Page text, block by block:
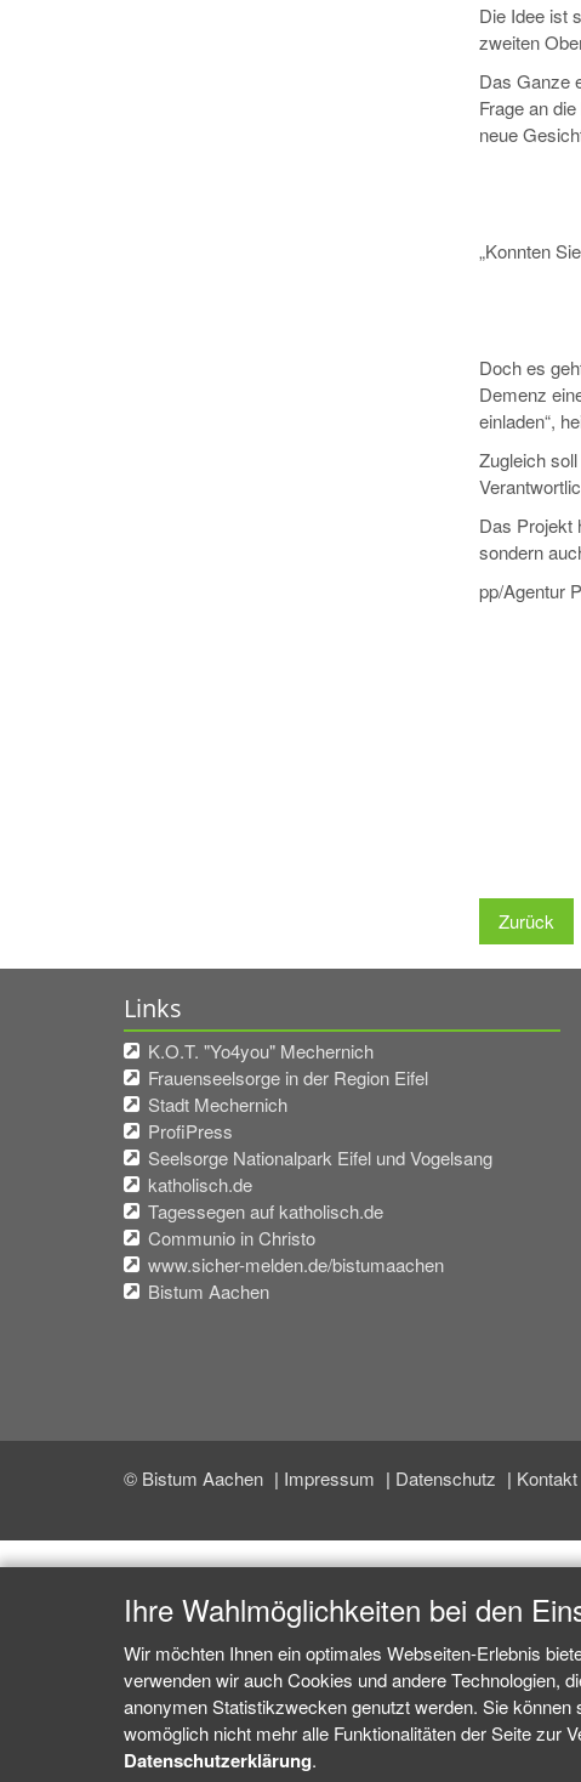
Die Idee ist
zweiten
Das Ganze
Frage an
neue
„Konnten
Doch es
Demenz
einladen“,
Zugleich
Das Projekt
sondern
pp/Agentur
Zurück
Links
K.O.T. "Yo4you" Mechernich
Frauenseelsorge in der Region Eifel
Stadt Mechernich
ProfiPress
Seelsorge Nationalpark Eifel und Vogelsang
katholisch.de
Tagessegen auf katholisch.de
Communio in Christo
www.sicher-melden.de/bistumaachen
Bistum Aachen
© Bistum Aachen Impressum Datenschutz Kontakt
Ihre Wahlmöglichkeiten bei den
Wir möchten Ihnen ein optimales Webseiten-Erlebnis
verwenden wir auch Cookies und andere Technologien,
anonymen Statistikzwecken genutzt werden. Sie
womöglich nicht mehr alle Funktionalitäten der Seite zur
Datenschutzerklärung.